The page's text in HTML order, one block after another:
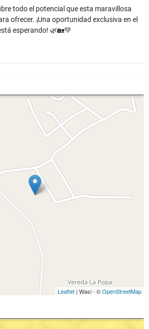
todo el potencial que esta maravillosa
ofrecer. ¡Una oportunidad exclusiva en el
esperando! 🌿🏡💚
Leaflet | Wasi - ©OpenStreetMap